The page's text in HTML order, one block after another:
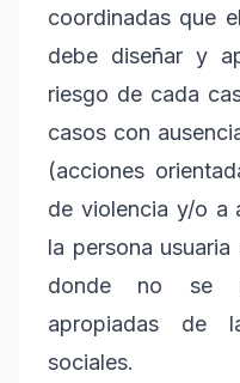
coordinadas que
debe diseñar y
riesgo de cada
casos con
(acciones
de violencia y/o a
la persona
donde no se
apropiadas de
sociales.